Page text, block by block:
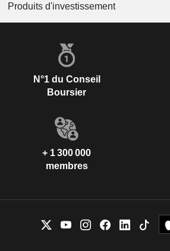
Produits d'investissement
N°1 du Conseil
Boursier
+ 1 300 000
membres